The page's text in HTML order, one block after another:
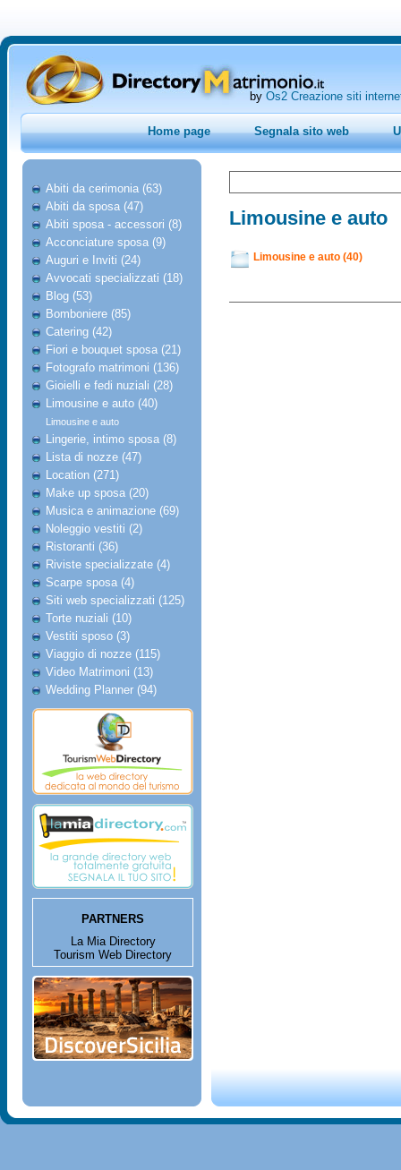
by Os2 Creazione siti
Home page Segnala sito web
Abiti da cerimonia (63)
Abiti da sposa (47)
Abiti sposa - accessori (8)
Acconciature sposa (9)
Auguri e Inviti (24)
Avvocati specializzati (18)
Blog (53)
Bomboniere (85)
Catering (42)
Fiori e bouquet sposa (21)
Fotografo matrimoni (136)
Gioielli e fedi nuziali (28)
Limousine e auto (40)
Limousine e auto
Lingerie, intimo sposa (8)
Lista di nozze (47)
Location (271)
Make up sposa (20)
Musica e animazione (69)
Noleggio vestiti (2)
Ristoranti (36)
Riviste specializzate (4)
Scarpe sposa (4)
Siti web specializzati (125)
Torte nuziali (10)
Vestiti sposo (3)
Viaggio di nozze (115)
Video Matrimoni (13)
Wedding Planner (94)
PARTNERS
La Mia Directory
Tourism Web Directory
Limousine e auto
Limousine e auto (40)